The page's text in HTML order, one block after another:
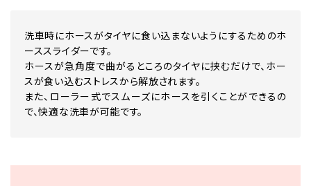
洗車時にホースがタイヤに食い込まないようにするためのホ
ーススライダーです。
ホースが急角度で曲がるところのタイヤに挟むだけで、ホー
スが食い込むストレスから解放されます。
また、ローラー式でスムーズにホースを引くことができるの
で、快適な洗車が可能です。